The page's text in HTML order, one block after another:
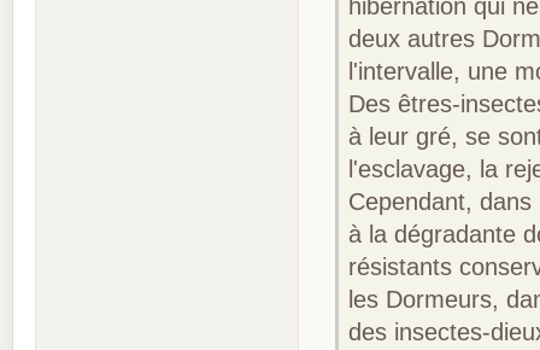
hibernation qui
deux autres
l'intervalle, une
Des êtres-
à leur gré, se
l'esclavage, la
Cependant,
à la dégradante
résistants
les Dormeurs,
des insectes-